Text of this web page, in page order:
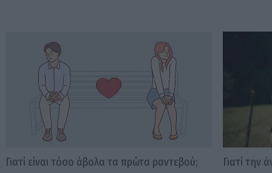
Γιατί είναι τόσο άβολα τα πρώτα ραντεβού; Γιατί την